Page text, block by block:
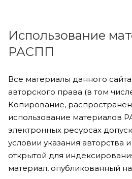
Использование
РАСПП
Все материалы данного
авторского права (в том
Копирование,
использование материалов
электронных ресурсах
условии указания авторства
открытой для
материал, опубликованный